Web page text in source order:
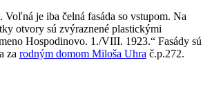
je iba čelná fasáda so vstupom. Na
otvory sú zvýraznené plastickými
Hospodinovo. 1./VIII. 1923.“ Fasády sú
za rodným domom Miloša Uhra č.p.272.